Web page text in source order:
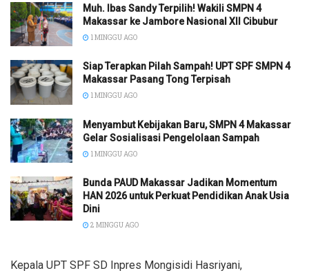
Muh. Ibas Sandy Terpilih! Wakili SMPN 4
Makassar ke Jambore Nasional XII Cibubur
1 MINGGU AGO
Siap Terapkan Pilah Sampah! UPT SPF SMPN 4
Makassar Pasang Tong Terpisah
1 MINGGU AGO
Menyambut Kebijakan Baru, SMPN 4 Makassar
Gelar Sosialisasi Pengelolaan Sampah
1 MINGGU AGO
Bunda PAUD Makassar Jadikan Momentum
HAN 2026 untuk Perkuat Pendidikan Anak Usia
Dini
2 MINGGU AGO
Kepala UPT SPF SD Inpres Mongisidi Hasriyani,